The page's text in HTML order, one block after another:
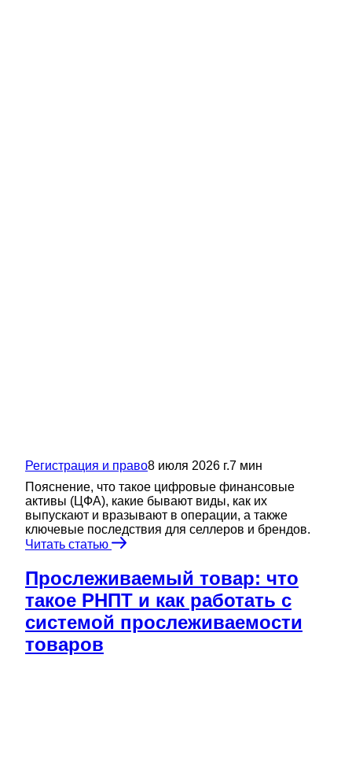
Регистрация и право8 июля 2026 г.7 мин
Пояснение, что такое цифровые финансовые
активы (ЦФА), какие бывают виды, как их
выпускают и вразывают в операции, а также
ключевые последствия для селлеров и брендов.
Читать статью
Прослеживаемый товар: что
такое РНПТ и как работать с
системой прослеживаемости
товаров